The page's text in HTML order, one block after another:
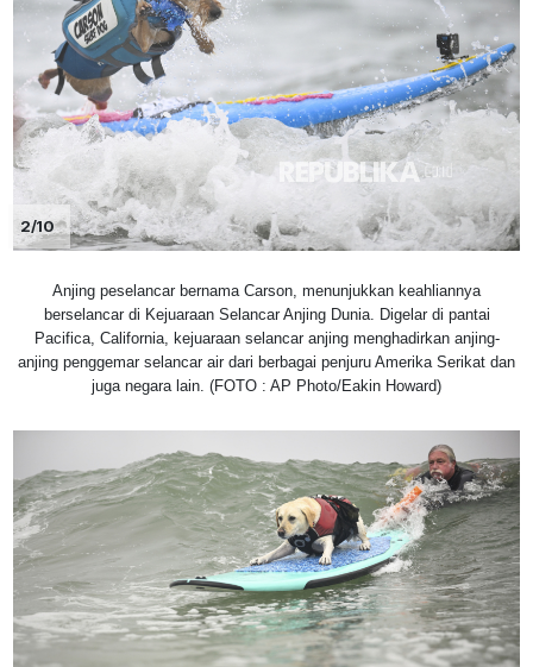
2/10
Anjing peselancar bernama Carson, menunjukkan keahliannya
berselancar di Kejuaraan Selancar Anjing Dunia. Digelar di pantai
Pacifica, California, kejuaraan selancar anjing menghadirkan anjing-
anjing penggemar selancar air dari berbagai penjuru Amerika Serikat dan
juga negara lain. (FOTO : AP Photo/Eakin Howard)